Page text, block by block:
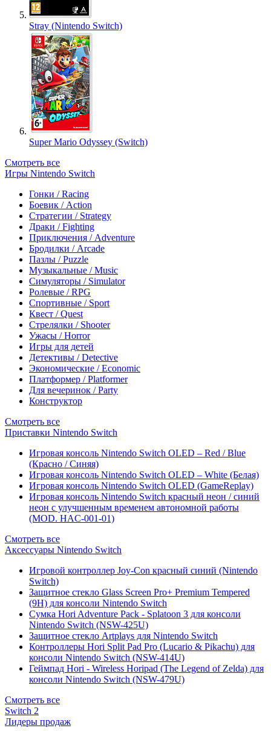
Stray (Nintendo Switch)
Super Mario Odyssey (Switch)
Смотреть все
Игры Nintendo Switch
Гонки / Racing
Боевик / Action
Стратегии / Strategy
Драки / Fighting
Приключения / Adventure
Бродилки / Arcade
Пазлы / Puzzle
Музыкальные / Music
Симуляторы / Simulator
Ролевые / RPG
Спортивные / Sport
Квест / Quest
Стрелялки / Shooter
Ужасы / Horror
Игры для детей
Детективы / Detective
Экономические / Economic
Платформер / Platformer
Для вечеринок / Party
Конструктор
Смотреть все
Приставки Nintendo Switch
Игровая консоль Nintendo Switch OLED – Red / Blue
(Красно / Синяя)
Игровая консоль Nintendo Switch OLED – White (Белая)
Игровая консоль Nintendo Switch OLED (GameReplay)
Игровая консоль Nintendo Switch красный неон / синий
неон с улучшенным временем автономной работы
(MOD. HAC-001-01)
Смотреть все
Аксессуары Nintendo Switch
Игровой контроллер Joy-Con красный синий (Nintendo
Switch)
Защитное стекло Glass Screen Pro+ Premium Tempered
(9H) для консоли Nintendo Switch
Сумка Hori Adventure Pack - Splatoon 3 для консоли
Nintendo Switch (NSW-425U)
Защитное стекло Artplays для Nintendo Switch
Контроллеры Hori Split Pad Pro (Lucario & Pikachu) для
консоли Nintendo Switch (NSW-414U)
Геймпад Hori - Wireless Horipad (The Legend of Zelda) для
консоли Nintendo Switch (NSW-479U)
Смотреть все
Switch 2
Лидеры продаж